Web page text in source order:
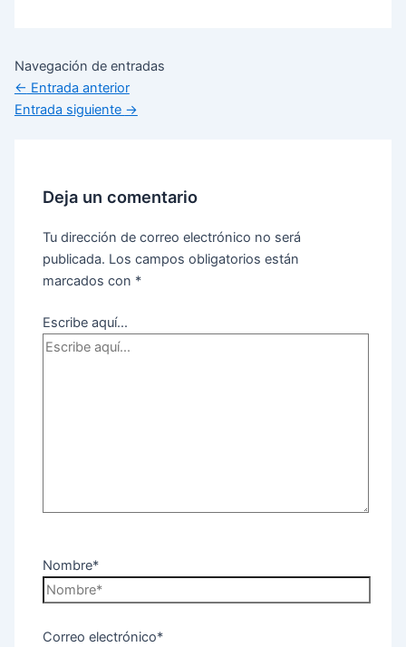
Navegación de entradas
← Entrada anterior
Entrada siguiente →
Deja un comentario
Tu dirección de correo electrónico no será
publicada. Los campos obligatorios están
marcados con *
Escribe aquí...
Nombre*
Correo electrónico*